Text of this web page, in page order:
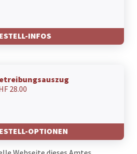
INFOS
28.00
OPTIONEN